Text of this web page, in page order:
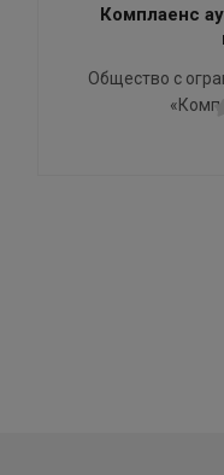
Комплаенс
Общество с